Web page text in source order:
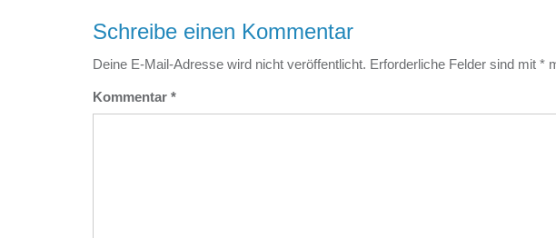
Schreibe einen Kommentar
Deine E-Mail-Adresse wird nicht veröffentlicht. Erforderliche Felder sind mit *
Kommentar *